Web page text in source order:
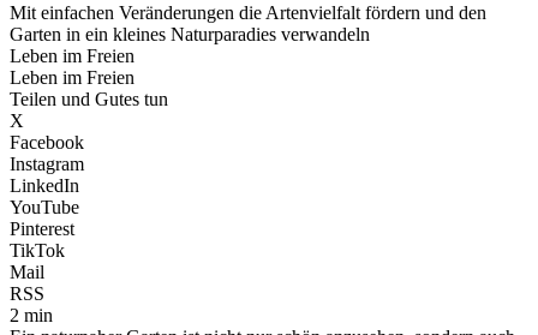
Mit einfachen Veränderungen die Artenvielfalt fördern und den
Garten in ein kleines Naturparadies verwandeln
Leben im Freien
Leben im Freien
Teilen und Gutes tun
X
Facebook
Instagram
LinkedIn
YouTube
Pinterest
TikTok
Mail
RSS
2 min